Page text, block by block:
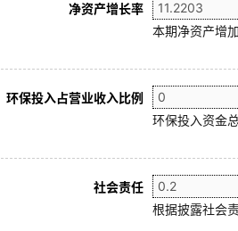
净资产增长率
本期净资产增
环保投入占营业收入比例
环保投入资金
社会责任
根据披露社会